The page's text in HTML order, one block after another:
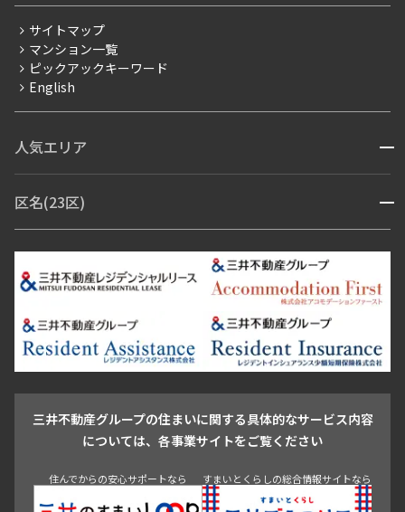
賃料改定
フリーレント
ペット可
ブランドマンション
サイトマップ
マンション一覧
ピックアックキーワード
English
人気エリア 開閉
青山・表参道・原宿
市ヶ谷・神楽坂・飯田橋
三田・芝・浜松町
芝浦・汐留・品川
月島・勝どき・豊洲
本郷・春日・小石川
目白・高田馬場・早稲田
池尻大橋・三軒茶屋
祐天寺・学芸大学・自由が丘
駒沢・用賀・二子玉川
成城・砧
池袋・板橋・王子
青山 渋谷 東京・大手町 新宿 品川
目黒・中目黒
区名(23区) 開閉
江東区 台東区 墨田区
中野区
豊島区
杉並区 板橋区 練馬区 荒川区
足立区
葛飾区
江戸川区
三井不動産グループの住まいに関する具体的なサービス内容
については、各事業サイトをご覧ください
住んでからの安心サポートなら すまいとくらしの総合情報サイトなら